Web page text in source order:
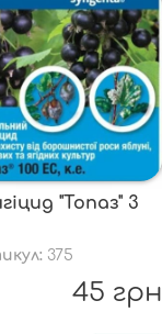
"Топаз" 3
375
45 грн